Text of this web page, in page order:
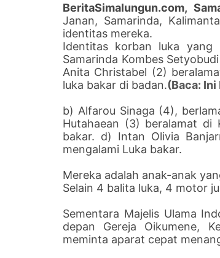
BeritaSimalungun.com,
Janan, Samarinda,
identitas mereka.
Identitas korban luka yang
Samarinda Kombes
Anita Christabel (2)
luka bakar di badan.(Baca:
b) Alfarou Sinaga (4),
Hutahaean (3) beralamat di
bakar. d) Intan Olivia
mengalami Luka bakar.
Mereka adalah anak-anak
Selain 4 balita luka, 4 motor
Sementara Majelis Ulama
depan Gereja Oikumene,
meminta aparat cepat